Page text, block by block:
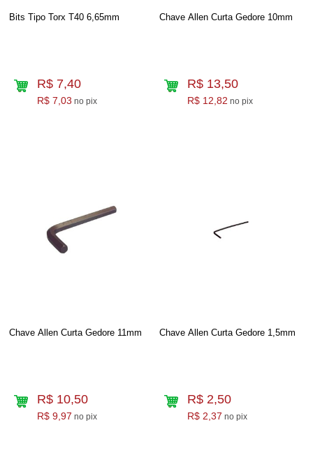
Bits Tipo Torx T40 6,65mm
R$ 7,40
R$ 7,03 no pix
Chave Allen Curta Gedore 10mm
R$ 13,50
R$ 12,82 no pix
Chave Allen Curta Gedore 11mm
R$ 10,50
R$ 9,97 no pix
Chave Allen Curta Gedore 1,5mm
R$ 2,50
R$ 2,37 no pix